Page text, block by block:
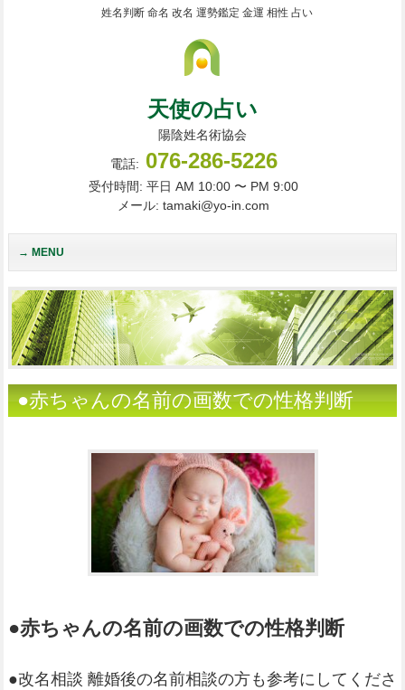
姓名判断 命名 改名 運勢鑑定 金運 相性 占い
天使の占い
陽陰姓名術協会
電話: 076-286-5226
受付時間: 平日 AM 10:00 〜 PM 9:00
メール: tamaki@yo-in.com
MENU
●赤ちゃんの名前の画数での性格判断
●赤ちゃんの名前の画数での性格判断
●改名相談 離婚後の名前相談の方も参考にしてくださ